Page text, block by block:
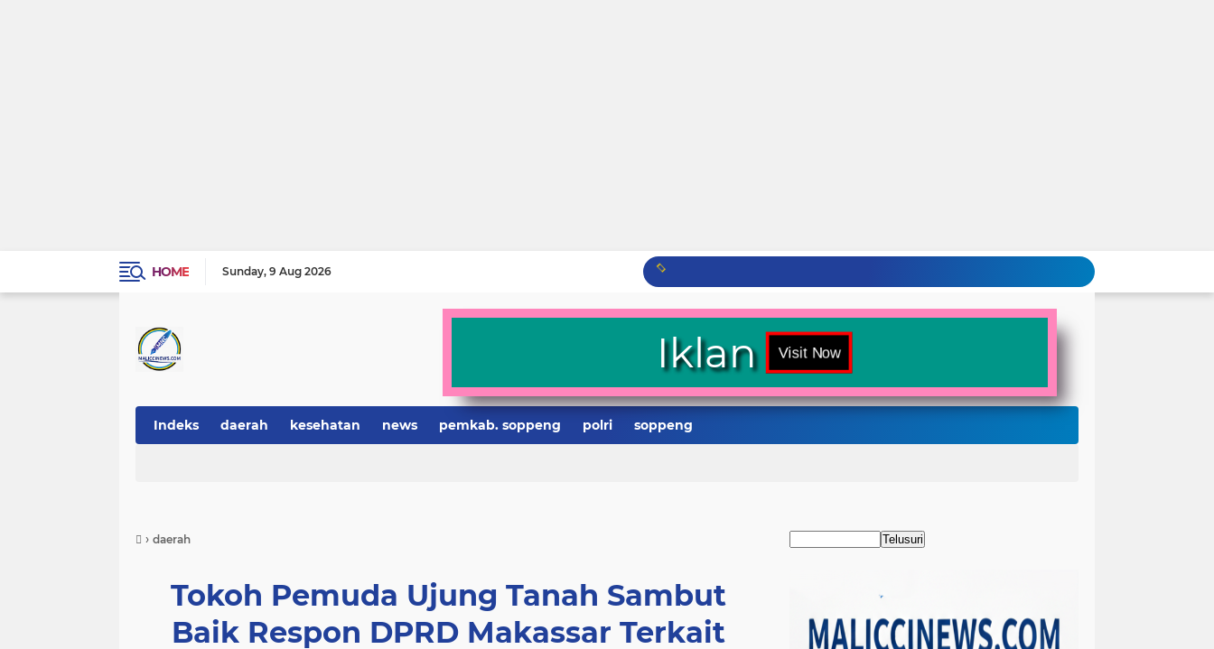
HOME Sunday 9 Aug 2026
Iklan
Indeks daerah kesehatan news pemkab. soppeng polri soppeng
› daerah
Tokoh Pemuda Ujung Tanah Sambut
Baik Respon DPRD Makassar Terkait